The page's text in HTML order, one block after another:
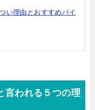
い理由とおすすめバイ
言われる５つの理